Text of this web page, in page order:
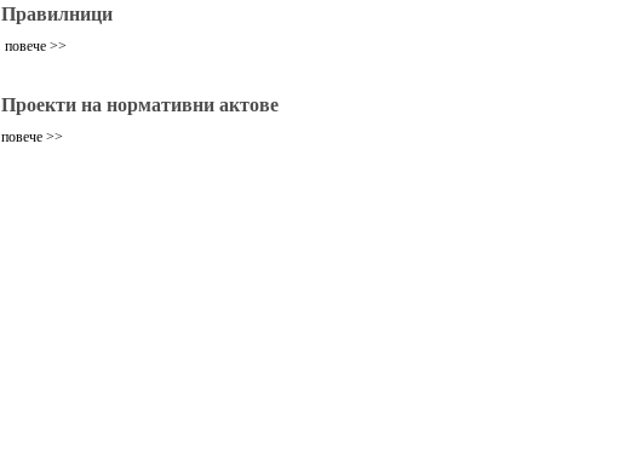
Правилници
повече >>
Проекти на нормативни актове
повече >>